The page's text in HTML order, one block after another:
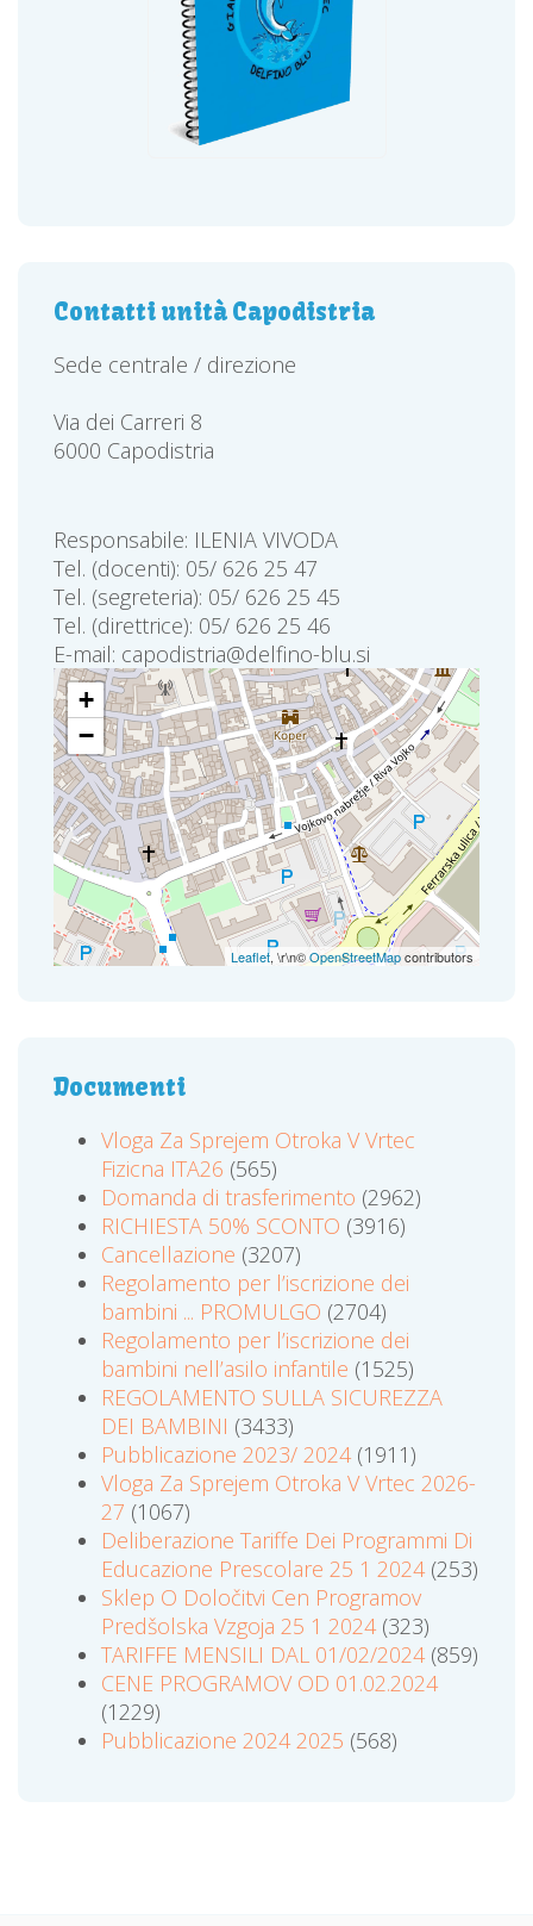
Contatti unità Capodistria
Sede centrale / direzione
Via dei Carreri 8
6000 Capodistria
Responsabile: ILENIA VIVODA
Tel. (docenti): 05/ 626 25 47
Tel. (segreteria): 05/ 626 25 45
Tel. (direttrice): 05/ 626 25 46
E-mail: capodistria@delfino-blu.si
+
−
Leaflet, \r\n©OpenStreetMapcontributors
Documenti
Vloga Za Sprejem Otroka V Vrtec
Fizicna ITA26 (565)
Domanda di trasferimento (2962)
RICHIESTA 50% SCONTO (3916)
Cancellazione (3207)
Regolamento per l’iscrizione dei
bambini ... PROMULGO (2704)
Regolamento per l’iscrizione dei
bambini nell’asilo infantile (1525)
REGOLAMENTO SULLA SICUREZZA
DEI BAMBINI (3433)
Pubblicazione 2023/ 2024(1911)
Vloga Za Sprejem Otroka V Vrtec 2026-
27 (1067)
Deliberazione Tariffe Dei Programmi Di
Educazione Prescolare 25 1 2024(253)
Sklep O Določitvi Cen Programov
Predšolska Vzgoja 25 1 2024(323)
TARIFFE MENSILI DAL 01/02/2024(859)
CENE PROGRAMOV OD 01.02.2024
(1229)
Pubblicazione 2024 2025 (568)